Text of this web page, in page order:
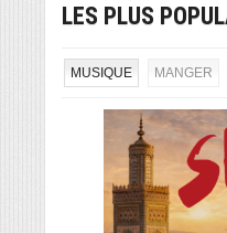
LES PLUS
MUSIQUE MANGER